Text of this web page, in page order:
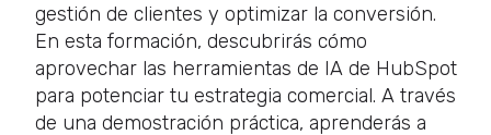
gestión de clientes y optimizar la conversión.
En esta formación, descubrirás cómo
aprovechar las herramientas de IA de HubSpot
para potenciar tu estrategia comercial. A través
de una demostración práctica, aprenderás a